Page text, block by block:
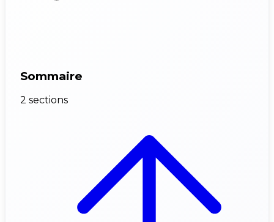
Sommaire
2 sections